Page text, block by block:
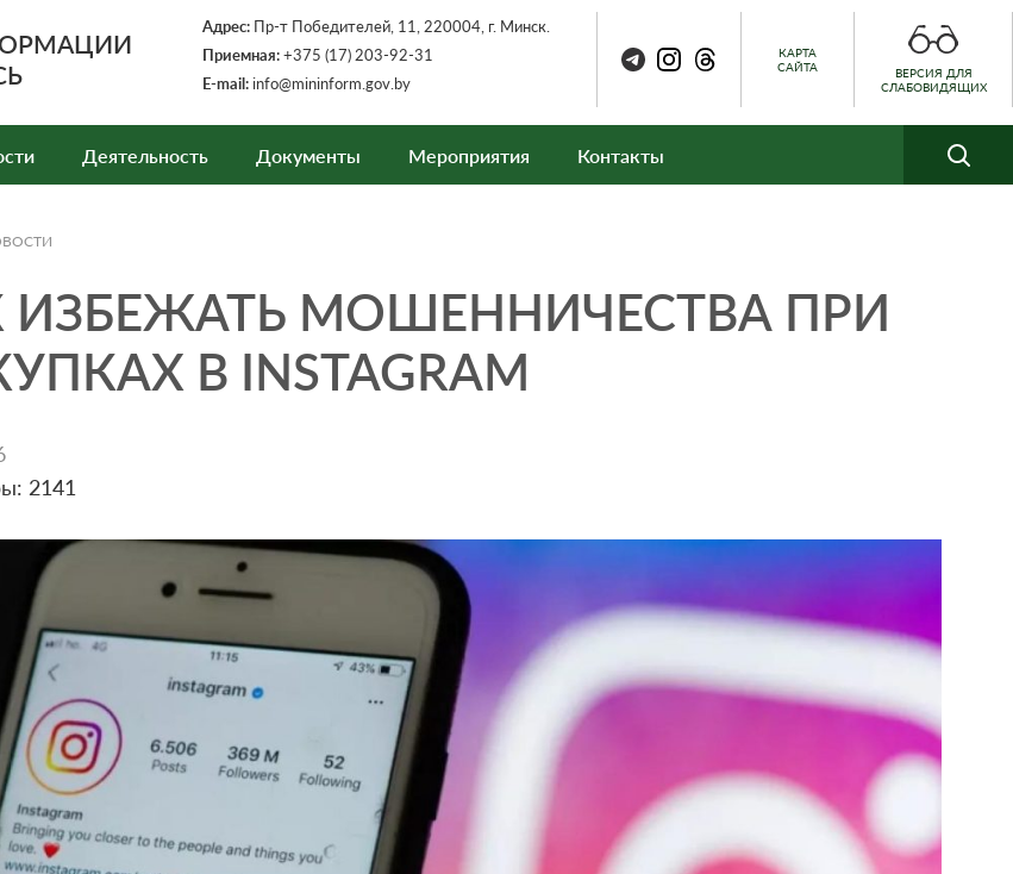
Адрес: Пр-т Победителей, 11, 220004, г. Минск.
Приемная:+375 (17) 203-92-31
E-mail:info@mininform.gov.by
КАРТА
САЙТА
ВЕРСИЯ ДЛЯ
СЛАБОВИДЯЩИХ
Деятельность Документы Мероприятия Контакты
ИЗБЕЖАТЬ МОШЕННИЧЕСТВА ПРИ
В INSTAGRAM
2141